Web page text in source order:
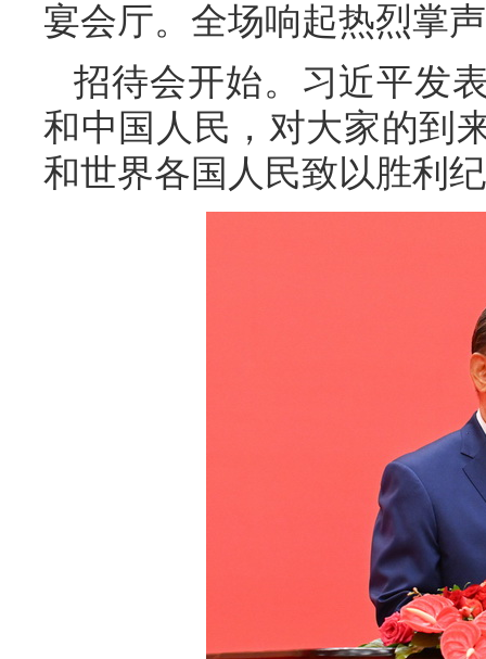
宴会厅。全场响起热烈掌
招待会开始。习近平发
和中国人民，对大家的到
和世界各国人民致以胜利